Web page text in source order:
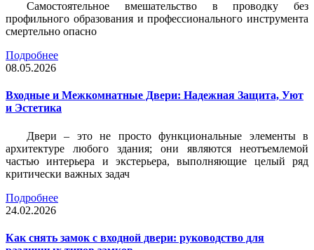
Самостоятельное вмешательство в проводку без
профильного образования и профессионального инструмента
смертельно опасно
Подробнее
08.05.2026
Входные и Межкомнатные Двери: Надежная Защита, Уют
и Эстетика
Двери – это не просто функциональные элементы в
архитектуре любого здания; они являются неотъемлемой
частью интерьера и экстерьера, выполняющие целый ряд
критически важных задач
Подробнее
24.02.2026
Как снять замок с входной двери: руководство для